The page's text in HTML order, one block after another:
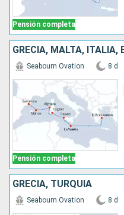
Pensión completa
GRECIA, MALTA, ITALIA,
Pensión completa
Seabourn Ovation 8 d
GRECIA, TURQUÍA
Seabourn Ovation 8 d